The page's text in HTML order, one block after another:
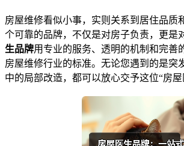
房屋维修看似小事，实则关系到居住品质
个可靠的品牌，不仅是对房子负责，更是
生品牌用专业的服务、透明的机制和完善
房屋维修行业的标准。无论您遇到的是突
中的局部改造，都可以放心交予这位“房屋